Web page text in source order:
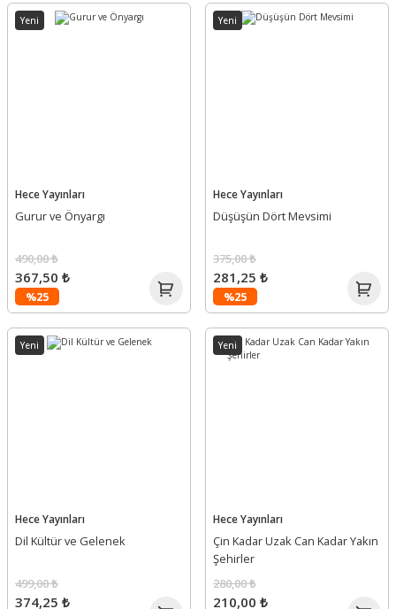
Yeni
Hece Yayınları
Gurur ve Önyargı
%25
490,00 ₺
367,50 ₺
Yeni
Hece Yayınları
Düşüşün Dört Mevsimi
%25
375,00 ₺
281,25 ₺
Yeni
Hece Yayınları
Dil Kültür ve Gelenek
499,00 ₺
374,25 ₺
Yeni
Hece Yayınları
Çin Kadar Uzak Can Kadar Yakın
Şehirler
280,00 ₺
210,00 ₺